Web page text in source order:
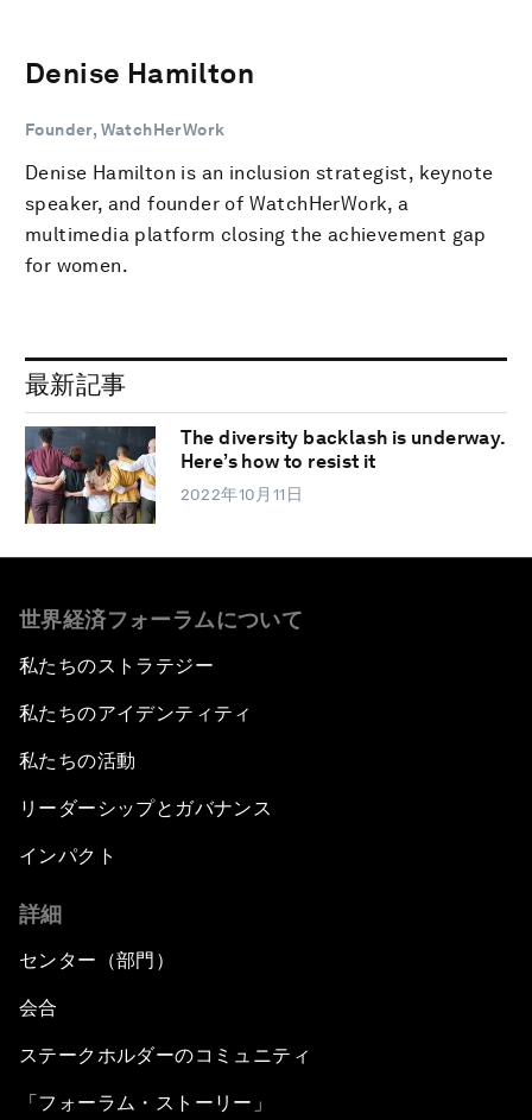
Denise Hamilton
Founder, WatchHerWork
Denise Hamilton is an inclusion strategist, keynote
speaker, and founder of WatchHerWork, a
multimedia platform closing the achievement gap
for women.
最新記事
The diversity backlash is underway.
Here’s how to resist it
2022年10月11日
世界経済フォーラムについて
私たちのストラテジー
私たちのアイデンティティ
私たちの活動
リーダーシップとガバナンス
インパクト
詳細
センター（部門）
会合
ステークホルダーのコミュニティ
「フォーラム・ストーリー」